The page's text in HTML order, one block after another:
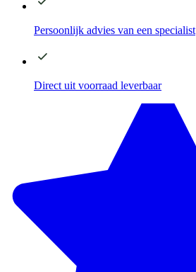
Persoonlijk advies van een specialist
Direct uit voorraad leverbaar